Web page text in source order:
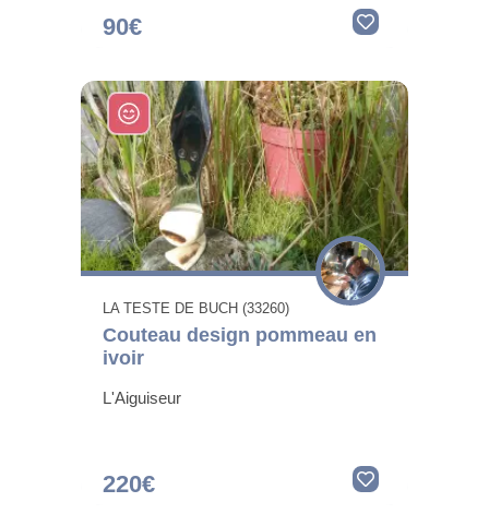
90€
LA TESTE DE BUCH (33260)
Couteau design pommeau en
ivoir
L'Aiguiseur
220€